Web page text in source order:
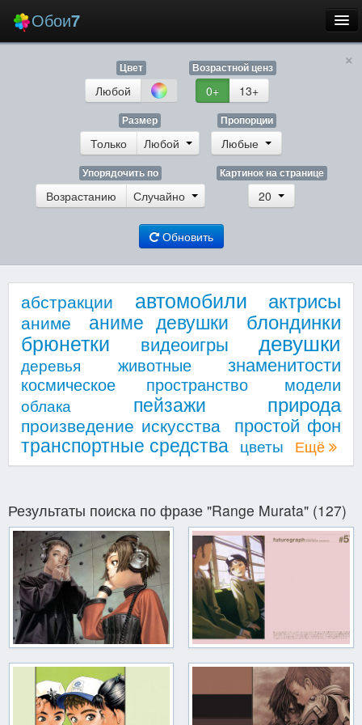
Обои7
Заставки
Вход
×
Цвет
Любой
Возрастной ценз
0+ 13+
Размер
Только Любой
Пропорции
Любые
Упорядочить по
Возрастанию Случайно
Картинок на странице
20
Обновить
абстракции автомобили актрисы
аниме аниме девушки блондинки
брюнетки видеоигры девушки
деревья животные знаменитости
космическое пространство модели
облака пейзажи природа
произведение искусства простой фон
транспортные средства цветы Ещё
Результаты поиска по фразе "Range Murata" (127)